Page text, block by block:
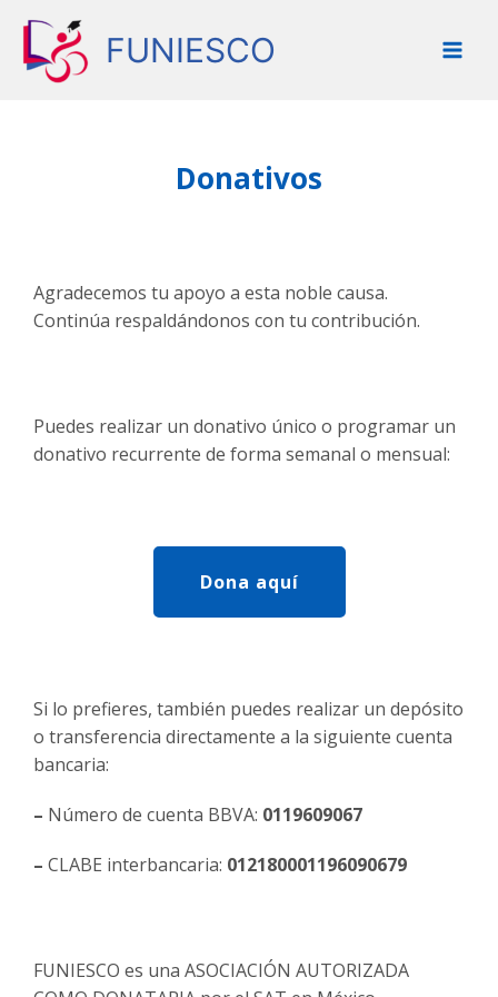
contenido
FUNIESCO
Donativos
Agradecemos tu apoyo a esta noble causa.
Continúa respaldándonos con tu contribución.
Puedes realizar un donativo único o programar un
donativo recurrente de forma semanal o mensual:
Dona aquí
Si lo prefieres, también puedes realizar un depósito
o transferencia directamente a la siguiente cuenta
bancaria:
– Número de cuenta BBVA: 0119609067
– CLABE interbancaria: 012180001196090679
FUNIESCO es una ASOCIACIÓN AUTORIZADA